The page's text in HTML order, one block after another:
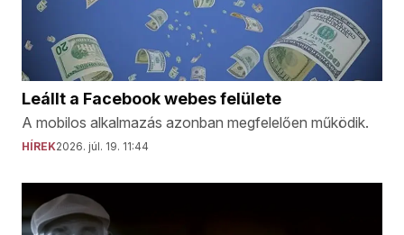
Leállt a Facebook webes felülete
A mobilos alkalmazás azonban megfelelően működik.
HÍREK2026. júl. 19. 11:44